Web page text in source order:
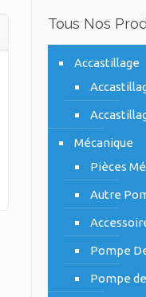
Tous Nos
Accastillage
Mécanique
Pièces
Autre
Pompe
Pompe